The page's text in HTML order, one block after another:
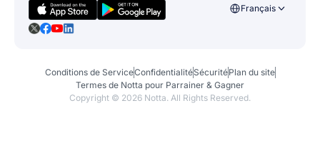
Français
Conditions de ServiceConfidentialitéSécuritéPlan du site
Termes de Notta pour Parrainer & Gagner
Copyright © 2026 Notta. All Rights Reserved.